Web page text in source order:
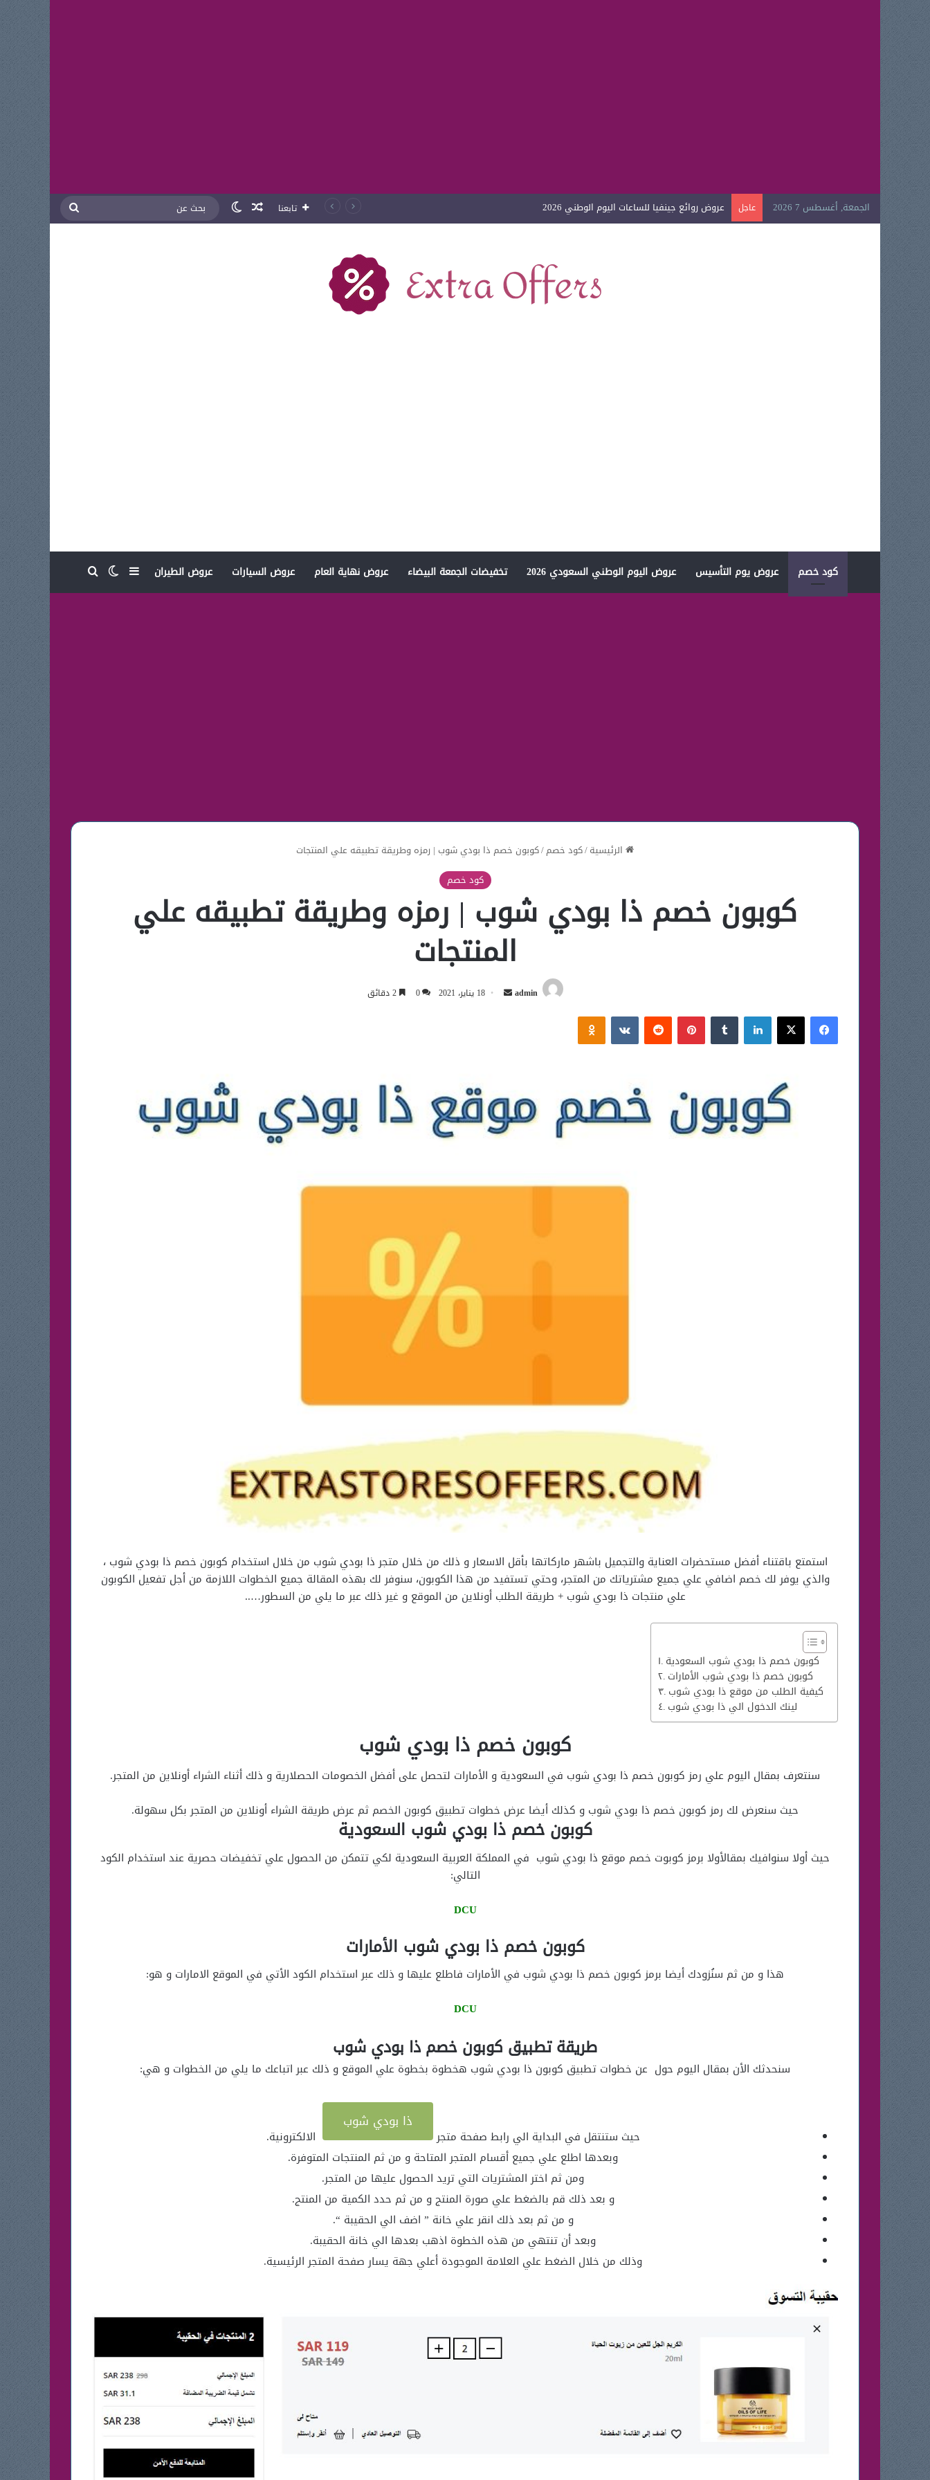
الجمعة, أغسطس 7 2026 عاجل عروض روائع جينفيا للساعات اليوم الوطني 2026 تابعنا مقال عشوائي
الوضع المظلم
بحث
كود خصم عروض يوم التأسيس عروض اليوم الوطني السعودي 2026 تخفيضات الجمعة البيضاء عروض نهاية العام عروض السيارات عروض الطيران إضافة عمود جانبي
الوضع المظلم
بحث عن
الرئيسية/كود خصم/كوبون خصم ذا بودي شوب | رمزه وطريقة تطبيقه علي المنتجات
كود خصم
كوبون خصم ذا بودي شوب | رمزه وطريقة تطبيقه علي
المنتجات
admin
أرسل 18 يناير، 2021 0 2 دقائق
فيسبوك‫X لينكدإن بينتيريست Odnoklassniki
استمتع باقتناء أفضل مستحضرات العناية والتجميل باشهر ماركاتها بأقل الاسعار و ذلك من خلال متجر ذا بودي شوب من خلال استخدام كوبون خصم ذا بودي شوب ،
والذي يوفر لك خصم اضافي علي جميع مشترياتك من المتجر، وحتي تستفيد من هذا الكوبون، سنوفر لك بهذه المقالة جميع الخطوات اللازمة من أجل تفعيل الكوبون
علي منتجات ذا بودي شوب + طريقة الطلب أونلاين من الموقع و غير ذلك عبر ما يلي من السطور…..
كوبون خصم ذا بودي شوب السعودية
كوبون خصم ذا بودي شوب الأمارات
كيفية الطلب من موقع ذا بودي شوب
لينك الدخول الي ذا بودي شوب
كوبون خصم ذا بودي شوب
سنتعرف بمقال اليوم علي رمز كوبون خصم ذا بودي شوب في السعودية و الأمارات لتحصل على أفضل الخصومات الحصلارية و ذلك أثناء الشراء أونلاين من المتجر.
حيث سنعرض لك رمز كوبون خصم ذا بودي شوب و كذلك أيضا عرض خطوات تطبيق كوبون الخصم ثم عرض طريقة الشراء أونلاين من المتجر بكل سهولة.
كوبون خصم ذا بودي شوب السعودية
حيث أولا سنوافيك بمقالأولا برمز كوبوت خصم موقع ذا بودي شوب في المملكة العربية السعودية لكي تتمكن من الحصول علي تخفيضات حصرية عند استخدام الكود
التالي:
DCU
كوبون خصم ذا بودي شوب الأمارات
هذا و من ثم سنُزودك أيضا برمز كوبون خصم ذا بودي شوب في الأمارات فاطلع عليها و ذلك عبر استخدام الكود الأتي في الموقع الامارات و هو:
DCU
طريقة تطبيق كوبون خصم ذا بودي شوب
سنحدثك الأن بمقال اليوم حول عن خطوات تطبيق كوبون ذا بودي شوب هخطوة بخطوة علي الموقع و ذلك عبر اتباعك ما يلي من الخطوات و هي:
حيث ستنتقل في البداية الي رابط صفحة متجر
ذا بودي شوب
الالكترونية.
وبعدها اطلع علي جميع أقسام المتجر المتاحة و من ثم المنتجات المتوفرة.
ومن ثم اختر المشتريات التي تريد الحصول عليها من المتجر.
و بعد ذلك قم بالضغط علي صورة المنتج و من ثم حدد الكمية من المنتج.
و من ثم بعد ذلك انقر علي خانة ” اضف الي الحقيبة “.
وبعد أن تنتهي من هذه الخطوة اذهب بعدها الي خانة الحقيبة.
وذلك من خلال الضغط علي العلامة الموجودة أعلي جهة يسار صفحة المتجر الرئيسية.